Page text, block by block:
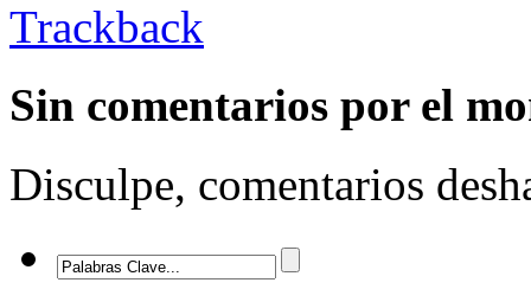
Trackback
Sin comentarios por el
Disculpe, comentarios